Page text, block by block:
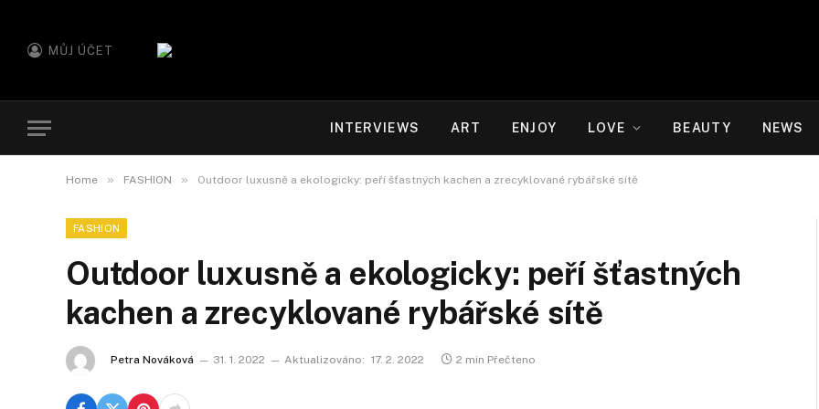
MŮJ ÚČET
INTERVIEWS ART ENJOY LOVE BEAUTY NEWS
Home » FASHION » Outdoor luxusně a ekologicky: peří šťastných kachen a zrecyklované rybářské sítě
FASHION
Outdoor luxusně a ekologicky: peří šťastných
kachen a zrecyklované rybářské sítě
Petra Nováková 31. 1. 2022 Aktualizováno: 17. 2. 2022 2 min Přečteno